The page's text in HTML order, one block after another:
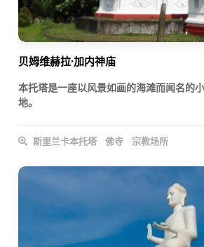
贝姆维赫拉·加内神庙
本托塔是一座以风景如画的海滩而闻名的
地。
斯里兰卡本托塔 佛寺 宗教场所